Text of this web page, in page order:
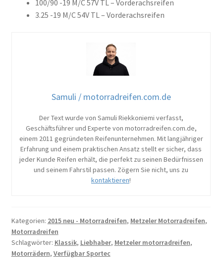
100/90 -19 M/C 57V TL – Vorderachsreifen
3.25 -19 M/C 54V TL – Vorderachsreifen
Samuli / motorradreifen.com.de
Der Text wurde von Samuli Riekkoniemi verfasst,
Geschäftsführer und Experte von motorradreifen.com.de,
einem 2011 gegründeten Reifenunternehmen. Mit langjähriger
Erfahrung und einem praktischen Ansatz stellt er sicher, dass
jeder Kunde Reifen erhält, die perfekt zu seinen Bedürfnissen
und seinem Fahrstil passen. Zögern Sie nicht, uns zu
kontaktieren!
Kategorien: 2015 neu - Motorradreifen, Metzeler Motorradreifen,
Motorradreifen
Schlagwörter: Klassik, Liebhaber, Metzeler motorradreifen,
Motorrädern, Verfügbar Sportec